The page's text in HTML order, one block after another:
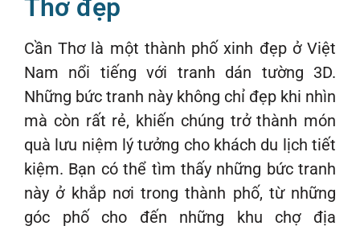
Thơ đẹp
Cần Thơ là một thành phố xinh đẹp ở Việt
Nam nổi tiếng với tranh dán tường 3D.
Những bức tranh này không chỉ đẹp khi nhìn
mà còn rất rẻ, khiến chúng trở thành món
quà lưu niệm lý tưởng cho khách du lịch tiết
kiệm. Bạn có thể tìm thấy những bức tranh
này ở khắp nơi trong thành phố, từ những
góc phố cho đến những khu chợ địa